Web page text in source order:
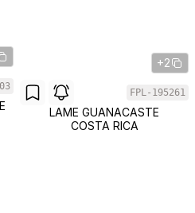
+2
FPL-195261
LAME GUANACASTE
COSTA RICA